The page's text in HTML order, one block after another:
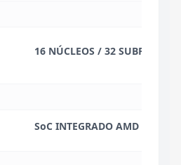
16 NÚCLEOS / 32
SoC INTEGRADO AMD